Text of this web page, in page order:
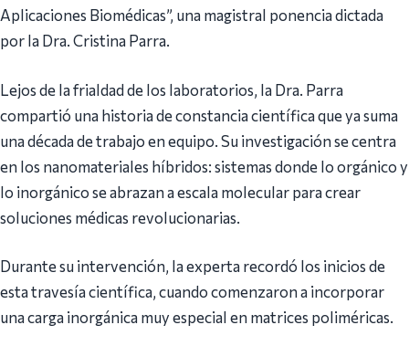
Aplicaciones Biomédicas”, una magistral ponencia dictada
por la Dra. Cristina Parra.
​Lejos de la frialdad de los laboratorios, la Dra. Parra
compartió una historia de constancia científica que ya suma
una década de trabajo en equipo. Su investigación se centra
en los nanomateriales híbridos: sistemas donde lo orgánico y
lo inorgánico se abrazan a escala molecular para crear
soluciones médicas revolucionarias.
​Durante su intervención, la experta recordó los inicios de
esta travesía científica, cuando comenzaron a incorporar
una carga inorgánica muy especial en matrices poliméricas.